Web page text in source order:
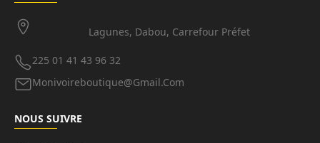
Lagunes, Dabou, Carrefour Préfet
225 01 41 43 96 32
Monivoireboutique@gmail.com
NOUS SUIVRE